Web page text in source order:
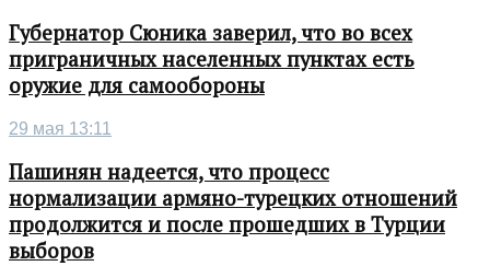
Губернатор Сюника заверил, что во всех
приграничных населенных пунктах есть
оружие для самообороны
29 мая 13:11
Пашинян надеется, что процесс
нормализации армяно-турецких отношений
продолжится и после прошедших в Турции
выборов